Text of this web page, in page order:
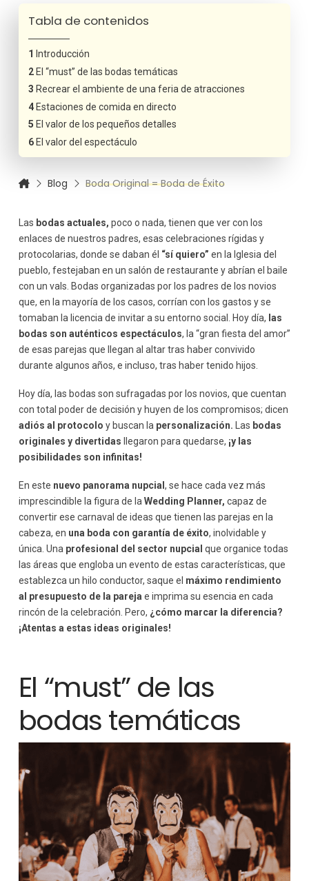
Tabla de contenidos
Introducción
El “must” de las bodas temáticas
Recrear el ambiente de una feria de atracciones
Estaciones de comida en directo
El valor de los pequeños detalles
El valor del espectáculo
Blog Boda Original = Boda de Éxito
Las bodas actuales, poco o nada, tienen que ver con los
enlaces de nuestros padres, esas celebraciones rígidas y
protocolarias, donde se daban él “sí quiero” en la Iglesia del
pueblo, festejaban en un salón de restaurante y abrían el baile
con un vals. Bodas organizadas por los padres de los novios
que, en la mayoría de los casos, corrían con los gastos y se
tomaban la licencia de invitar a su entorno social. Hoy día, las
bodas son auténticos espectáculos, la “gran fiesta del amor”
de esas parejas que llegan al altar tras haber convivido
durante algunos años, e incluso, tras haber tenido hijos.
Hoy día, las bodas son sufragadas por los novios, que cuentan
con total poder de decisión y huyen de los compromisos; dicen
adiós al protocolo y buscan la personalización. Las bodas
originales y divertidas llegaron para quedarse, ¡y las
posibilidades son infinitas!
En este nuevo panorama nupcial , se hace cada vez más
imprescindible la figura de laWedding Planner, capaz de
convertir ese carnaval de ideas que tienen las parejas en la
cabeza, en una boda con garantía de éxito, inolvidable y
única. Una profesional del sector nupcial que organice todas
las áreas que engloba un evento de estas características, que
establezca un hilo conductor, saque el máximo rendimiento
al presupuesto de la pareja e imprima su esencia en cada
rincón de la celebración. Pero, ¿cómo marcar la diferencia?
¡Atentas a estas ideas originales!
El “must” de las
bodas temáticas